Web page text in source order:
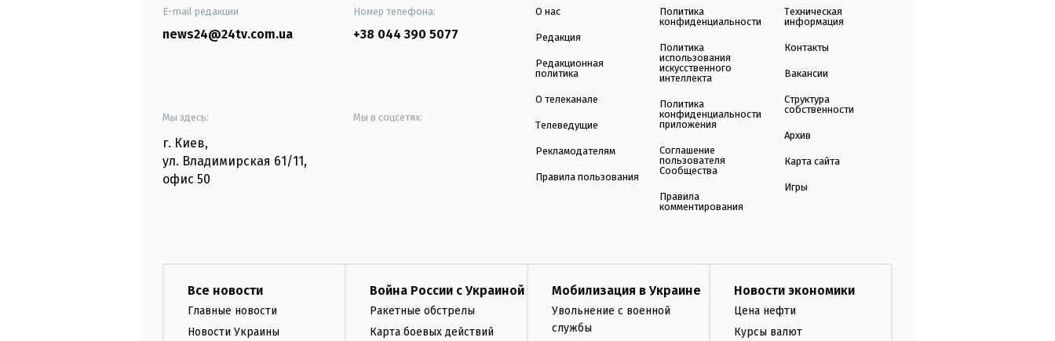
E-mail редакции
news24@24tv.com.ua
Номер телефона:
+38 044 390 5077
Мы здесь:
г. Киев,
ул. Владимирская 61/11,
офис 50
Мы в соцсетях:
О нас
Редакция
Редакционная
политика
О телеканале
Телеведущие
Рекламодателям
Правила пользования
Политика
конфиденциальности
Политика
использования
искусственного
интеллекта
Политика
конфиденциальности
приложения
Соглашение
пользователя
Сообщества
Правила
комментирования
Техническая
информация
Контакты
Вакансии
Структура
собственности
Архив
Карта сайта
Игры
Все новости
Главные новости
Новости Украины
Война России с Украиной
Ракетные обстрелы
Карта боевых действий
Мобилизация в Украине
Увольнение с военной
службы
Новости экономики
Цена нефти
Курсы валют